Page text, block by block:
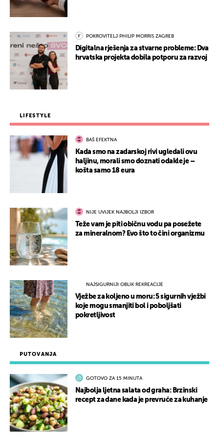
PUTOVANJA
GOTOVO ZA 15 MINUTA
Najbolja ljetna salata od graha: Brzinski
recept za dane kada je prevruće za kuhanje
POKROVITELJ PHILIP MORRIS ZAGREB
Digitalna rješenja za stvarne probleme: Dva
hrvatska projekta dobila potporu za razvoj
LIFESTYLE
BAŠ EFEKTNA
Kada smo na zadarskoj rivi ugledali ovu
haljinu, morali smo doznati odakle je –
košta samo 18 eura
NIJE UVIJEK NAJBOLJI IZBOR
Teže vam je piti običnu vodu pa posežete
za mineralnom? Evo što to čini organizmu
NAJSIGURNIJI OBLIK REKREACIJE
Vježbe za koljeno u moru: 5 sigurnih vježbi
koje mogu smanjiti bol i poboljšati
pokretljivost